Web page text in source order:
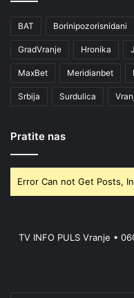
BAT Borinipozorisnidani
GradVranje Hronika
MaxBet Meridianbet
Srbija Surdulica
Pratite nas
Error Can not Get Posts,
TV INFO PULS Vranje •